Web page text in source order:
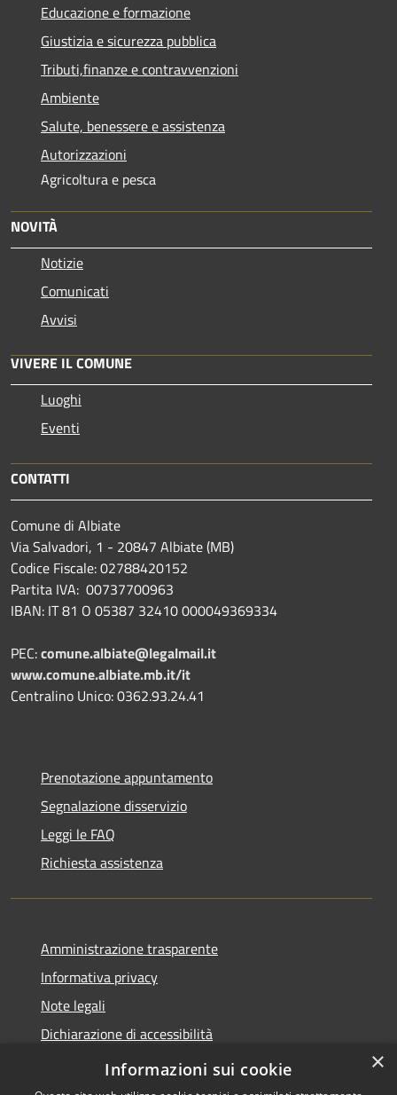
Educazione e formazione
Giustizia e sicurezza pubblica
Tributi,finanze e contravvenzioni
Ambiente
Salute, benessere e assistenza
Autorizzazioni
Agricoltura e pesca
NOVITÀ
Notizie
Comunicati
Avvisi
VIVERE IL COMUNE
Luoghi
Eventi
CONTATTI
Comune di Albiate
Via Salvadori, 1 - 20847 Albiate (MB)
Codice Fiscale: 02788420152
Partita IVA: 00737700963
IBAN: IT 81 O 05387 32410 000049369334
PEC:comune.albiate@legalmail.it
www.comune.albiate.mb.it/it
Centralino Unico: 0362.93.24.41
Prenotazione appuntamento
Segnalazione disservizio
Leggi le FAQ
Richiesta assistenza
Amministrazione trasparente
Informativa privacy
Note legali
Dichiarazione di accessibilità
Obbietivi di accessibilità
×
Informazioni sui cookie